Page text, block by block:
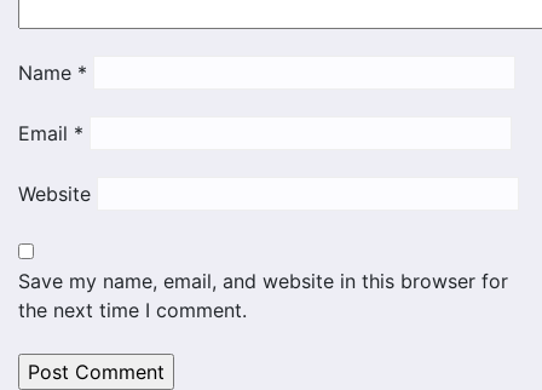
Name *
Email *
Website
Save my name, email, and website in this browser for
the next time I comment.